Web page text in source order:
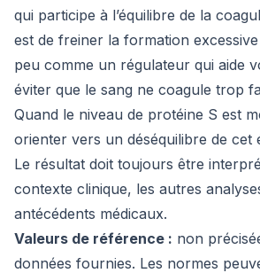
qui participe à l’équilibre de la
est de freiner la formation
peu comme un régulateur qui aide
éviter que le sang ne coagule trop
Quand le niveau de protéine S est
orienter vers un déséquilibre de cet
Le résultat doit toujours être
contexte clinique, les autres
antécédents médicaux.
Valeurs de référence : non
données fournies. Les normes